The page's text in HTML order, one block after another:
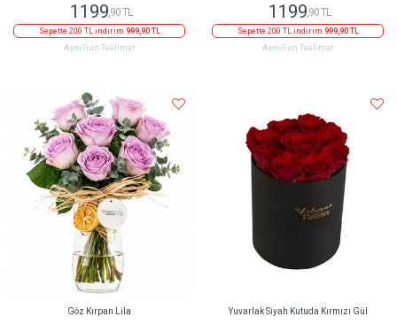
1199,90 TL
Sepette 200 TL indirim 999,90 TL
Aynı Gün Teslimat
1199,90 TL
Sepette 200 TL indirim 999,90 TL
Aynı Gün Teslimat
Göz Kırpan Lila Yuvarlak Siyah Kutuda Kırmızı Gül